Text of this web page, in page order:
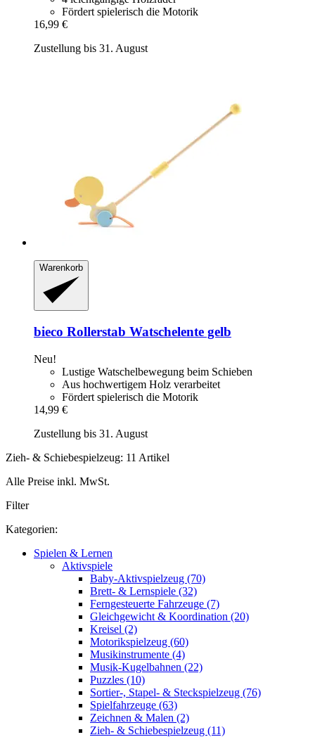
Fördert spielerisch die Motorik
16,99 €
Zustellung bis 31. August
Warenkorb
bieco Rollerstab Watschelente gelb
Neu!
Lustige Watschelbewegung beim Schieben
Aus hochwertigem Holz verarbeitet
Fördert spielerisch die Motorik
14,99 €
Zustellung bis 31. August
Zieh- & Schiebespielzeug: 11 Artikel
Alle Preise inkl. MwSt.
Filter
Kategorien:
Spielen & Lernen
Aktivspiele
Baby-Aktivspielzeug (70)
Brett- & Lernspiele (32)
Ferngesteuerte Fahrzeuge (7)
Gleichgewicht & Koordination (20)
Kreisel (2)
Motorikspielzeug (60)
Musikinstrumente (4)
Musik-Kugelbahnen (22)
Puzzles (10)
Sortier-, Stapel- & Steckspielzeug (76)
Spielfahrzeuge (63)
Zeichnen & Malen (2)
Zieh- & Schiebespielzeug (11)